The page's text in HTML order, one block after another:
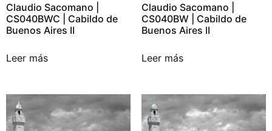
Claudio Sacomano |
CS040BWC | Cabildo de
Buenos Aires II
Leer más
Claudio Sacomano |
CS040BW | Cabildo de
Buenos Aires II
Leer más